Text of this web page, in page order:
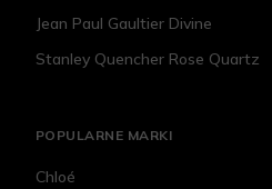
Jean Paul Gaultier Divine
Stanley Quencher Rose Quartz
POPULARNE MARKI
Chloé